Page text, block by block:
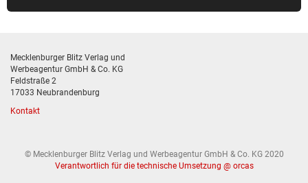
Mecklenburger Blitz Verlag und
Werbeagentur GmbH & Co. KG
Feldstraße 2
17033 Neubrandenburg
Kontakt
© Mecklenburger Blitz Verlag und Werbeagentur GmbH & Co. KG 2020
Verantwortlich für die technische Umsetzung @ orcas